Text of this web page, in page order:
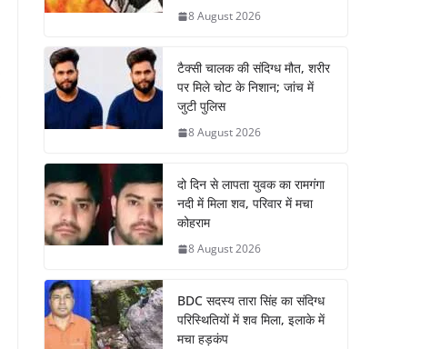
8 August 2026
टैक्सी चालक की संदिग्ध मौत, शरीर
पर मिले चोट के निशान; जांच में
जुटी पुलिस
8 August 2026
दो दिन से लापता युवक का रामगंगा
नदी में मिला शव, परिवार में मचा
कोहराम
8 August 2026
BDC सदस्य तारा सिंह का संदिग्ध
परिस्थितियों में शव मिला, इलाके में
मचा हड़कंप